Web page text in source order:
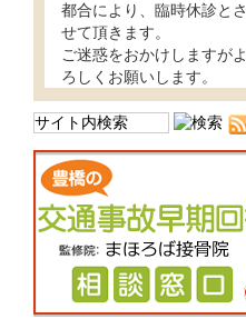
都合により、臨時休診とさ
せて頂きます。
ご迷惑をおかけしますがよ
ろしくお願いします。